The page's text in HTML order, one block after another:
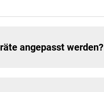
angepasst werden?